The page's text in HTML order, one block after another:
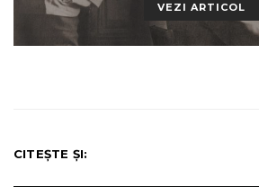
VEZI ARTICOL
CITEȘTE ȘI: